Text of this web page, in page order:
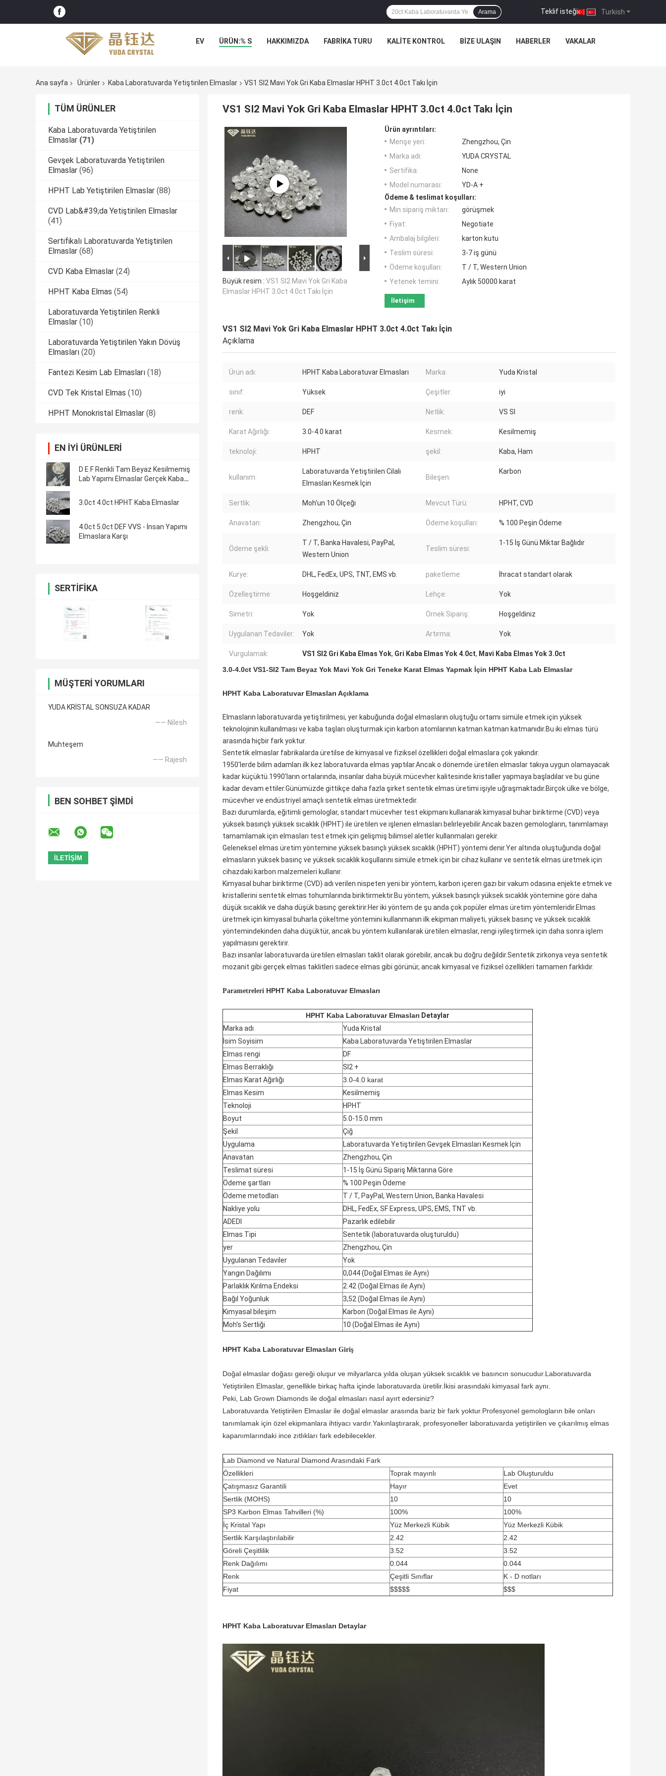
Turkish
Teklif isteği |
Arama
EV ÜRÜN:% S HAKKIMIZDA FABRIKA TURU KALITE KONTROL BIZE ULAŞIN HABERLER VAKALAR
Ana sayfa Ürünler Kaba Laboratuvarda Yetiştirilen Elmaslar VS1 SI2 Mavi Yok Gri Kaba Elmaslar HPHT 3.0ct 4.0ct Takı İçin
TÜM ÜRÜNLER
Kaba Laboratuvarda Yetiştirilen
Elmaslar (71)
Gevşek Laboratuvarda Yetiştirilen
Elmaslar (96)
HPHT Lab Yetiştirilen Elmaslar (88)
CVD Lab&#39;da Yetiştirilen Elmaslar
(41)
Sertifikalı Laboratuvarda Yetiştirilen
Elmaslar (68)
CVD Kaba Elmaslar (24)
HPHT Kaba Elmas (54)
Laboratuvarda Yetiştirilen Renkli
Elmaslar (10)
Laboratuvarda Yetiştirilen Yakın Dövüş
Elmasları (20)
Fantezi Kesim Lab Elmasları (18)
CVD Tek Kristal Elmas (10)
HPHT Monokristal Elmaslar (8)
EN IYI ÜRÜNLERI
D E F Renkli Tam Beyaz Kesilmemiş
Lab Yapımı Elmaslar Gerçek Kaba
3.0ct 4.0ct HPHT Kaba Elmaslar
4.0ct 5.0ct DEF VVS - İnsan Yapımı
Elmaslara Karşı
SERTIFIKA
MÜŞTERI YORUMLARI
YUDA KRİSTAL SONSUZA KADAR
—— Nilesh
Muhteşem
—— Rajesh
BEN SOHBET ŞIMDI
VS1 SI2 Mavi Yok Gri Kaba Elmaslar HPHT 3.0ct 4.0ct Takı İçin
Büyük resim : VS1 SI2 Mavi Yok Gri Kaba
Elmaslar HPHT 3.0ct 4.0ct Takı İçin
Ürün ayrıntıları:
Menşe yeri:
Zhengzhou, Çin
Marka adı:
YUDA CRYSTAL
Sertifika:
None
Model numarası:
YD-A +
Ödeme & teslimat koşulları:
Min sipariş miktarı:
görüşmek
Fiyat:
Negotiate
Ambalaj bilgileri:
karton kutu
Teslim süresi:
3-7 iş günü
Ödeme koşulları:
T / T, Western Union
Yetenek temini:
Aylık 50000 karat
İletişim
VS1 SI2 Mavi Yok Gri Kaba Elmaslar HPHT 3.0ct 4.0ct Takı İçin
Açıklama
Ürün adı: HPHT Kaba Laboratuvar Elmasları Marka: Yuda Kristal
sınıf: Yüksek Çeşitler: iyi
renk: DEF Netlik: VS SI
Karat Ağırlığı: 3.0-4.0 karat Kesmek: Kesilmemiş
teknoloji: HPHT şekil: Kaba, Ham
kullanım:
Laboratuvarda Yetiştirilen Cilalı
Elmasları Kesmek İçin
Bileşen:
Karbon
Sertlik: Moh'un 10 Ölçeği Mevcut Türü: HPHT, CVD
Anavatan: Zhengzhou, Çin Ödeme koşulları: % 100 Peşin Ödeme
Ödeme şekli:
T / T, Banka Havalesi, PayPal,
Western Union
Teslim süresi:
1-15 İş Günü Miktar Bağlıdır
Kurye: DHL, FedEx, UPS, TNT, EMS vb. paketleme: İhracat standart olarak
Özelleştirme: Hoşgeldiniz Lehçe: Yok
Simetri: Yok Örnek Sipariş: Hoşgeldiniz
Uygulanan Tedaviler: Yok Artırma: Yok
Vurgulamak: VS1 SI2 Gri Kaba Elmas Yok, Gri Kaba Elmas Yok 4.0ct, Mavi Kaba Elmas Yok 3.0ct
3.0-4.0ct VS1-SI2 Tam Beyaz Yok Mavi Yok Gri Teneke Karat Elmas Yapmak İçin HPHT Kaba Lab Elmaslar
HPHT Kaba Laboratuvar Elmasları Açıklama
Elmasların laboratuvarda yetiştirilmesi, yer kabuğunda doğal elmasların oluştuğu ortamı simüle etmek için yüksek
teknolojinin kullanılması ve kaba taşları oluşturmak için karbon atomlarının katman katman katmanıdır.Bu iki elmas türü
arasında hiçbir fark yoktur.
Sentetik elmaslar fabrikalarda üretilse de kimyasal ve fiziksel özellikleri doğal elmaslara çok yakındır.
1950'lerde bilim adamları ilk kez laboratuvarda elmas yaptılar.Ancak o dönemde üretilen elmaslar takıya uygun olamayacak
kadar küçüktü.1990'ların ortalarında, insanlar daha büyük mücevher kalitesinde kristaller yapmaya başladılar ve bu güne
kadar devam ettiler.Günümüzde gittikçe daha fazla şirket sentetik elmas üretimi işiyle uğraşmaktadır.Birçok ülke ve bölge,
mücevher ve endüstriyel amaçlı sentetik elmas üretmektedir.
Bazı durumlarda, eğitimli gemologlar, standart mücevher test ekipmanı kullanarak kimyasal buhar biriktirme (CVD) veya
yüksek basınçlı yüksek sıcaklık (HPHT) ile üretilen ve işlenen elmasları belirleyebilir.Ancak bazen gemologların, tanımlamayı
tamamlamak için elmasları test etmek için gelişmiş bilimsel aletler kullanmaları gerekir.
Geleneksel elmas üretim yöntemine yüksek basınçlı yüksek sıcaklık (HPHT) yöntemi denir.Yer altında oluştuğunda doğal
elmasların yüksek basınç ve yüksek sıcaklık koşullarını simüle etmek için bir cihaz kullanır ve sentetik elmas üretmek için
cihazdaki karbon malzemeleri kullanır.
Kimyasal buhar biriktirme (CVD) adı verilen nispeten yeni bir yöntem, karbon içeren gazı bir vakum odasına enjekte etmek ve
kristallerini sentetik elmas tohumlarında biriktirmektir.Bu yöntem, yüksek basınçlı yüksek sıcaklık yöntemine göre daha
düşük sıcaklık ve daha düşük basınç gerektirir.Her iki yöntem de şu anda çok popüler elmas üretim yöntemleridir.Elmas
üretmek için kimyasal buharla çökeltme yöntemini kullanmanın ilk ekipman maliyeti, yüksek basınç ve yüksek sıcaklık
yöntemindekinden daha düşüktür, ancak bu yöntem kullanılarak üretilen elmaslar, rengi iyileştirmek için daha sonra işlem
yapılmasını gerektirir.
Bazı insanlar laboratuvarda üretilen elmasları taklit olarak görebilir, ancak bu doğru değildir.Sentetik zirkonya veya sentetik
mozanit gibi gerçek elmas taklitleri sadece elmas gibi görünür, ancak kimyasal ve fiziksel özellikleri tamamen farklıdır.
Parametreleri HPHT Kaba Laboratuvar Elmasları
HPHT Kaba Laboratuvar Elmasları Detaylar
Marka adı
Yuda Kristal
İsim Soyisim
Kaba Laboratuvarda Yetiştirilen Elmaslar
Elmas rengi
DF
Elmas Berraklığı
SI2 +
Elmas Karat Ağırlığı
3.0-4.0 karat
Elmas Kesim
Kesilmemiş
Teknoloji
HPHT
Boyut
5.0-15.0 mm
Şekil
Çiğ
Uygulama
Laboratuvarda Yetiştirilen Gevşek Elmasları Kesmek İçin
Anavatan
Zhengzhou, Çin
Teslimat süresi
1-15 İş Günü Sipariş Miktarına Göre
Ödeme şartları
% 100 Peşin Ödeme
Ödeme metodları
T / T, PayPal, Western Union, Banka Havalesi
Nakliye yolu
DHL, FedEx, SF Express, UPS, EMS, TNT vb.
ADEDI
Pazarlık edilebilir
Elmas Tipi
Sentetik (laboratuvarda oluşturuldu)
yer
Zhengzhou, Çin
Uygulanan Tedaviler
Yok
Yangın Dağılımı
0,044 (Doğal Elmas ile Aynı)
Parlaklık Kırılma Endeksi
2.42 (Doğal Elmas ile Aynı)
Bağıl Yoğunluk
3,52 (Doğal Elmas ile Aynı)
Kimyasal bileşim
Karbon (Doğal Elmas ile Aynı)
Moh's Sertliği
10 (Doğal Elmas ile Aynı)
HPHT Kaba Laboratuvar Elmasları Giriş
Doğal elmaslar doğası gereği oluşur ve milyarlarca yılda oluşan yüksek sıcaklık ve basıncın sonucudur.Laboratuvarda
Yetiştirilen Elmaslar, genellikle birkaç hafta içinde laboratuvarda üretilir.İkisi arasındaki kimyasal fark aynı.
Peki, Lab Grown Diamonds ile doğal elmasları nasıl ayırt edersiniz?
Laboratuvarda Yetiştirilen Elmaslar ile doğal elmaslar arasında bariz bir fark yoktur.Profesyonel gemologların bile onları
tanımlamak için özel ekipmanlara ihtiyacı vardır.Yakınlaştırarak, profesyoneller laboratuvarda yetiştirilen ve çıkarılmış elmas
kapanımlarındaki ince zıtlıkları fark edebilecekler.
Lab Diamond ve Natural Diamond Arasındaki Fark
Özellikleri
Toprak mayınlı
Lab Oluşturuldu
Çatışmasız Garantili
Hayır
Evet
Sertlik (MOHS)
10
10
SP3 Karbon Elmas Tahvilleri (%)
100%
100%
İç Kristal Yapı
Yüz Merkezli Kübik
Yüz Merkezli Kübik
Sertlik Karşılaştırılabilir
2.42
2.42
Göreli Çeşitlilik
3.52
3.52
Renk Dağılımı
0.044
0.044
Renk
Çeşitli Sınıflar
K - D notları
Fiyat
$$$$$ $$$
HPHT Kaba Laboratuvar Elmasları Detaylar